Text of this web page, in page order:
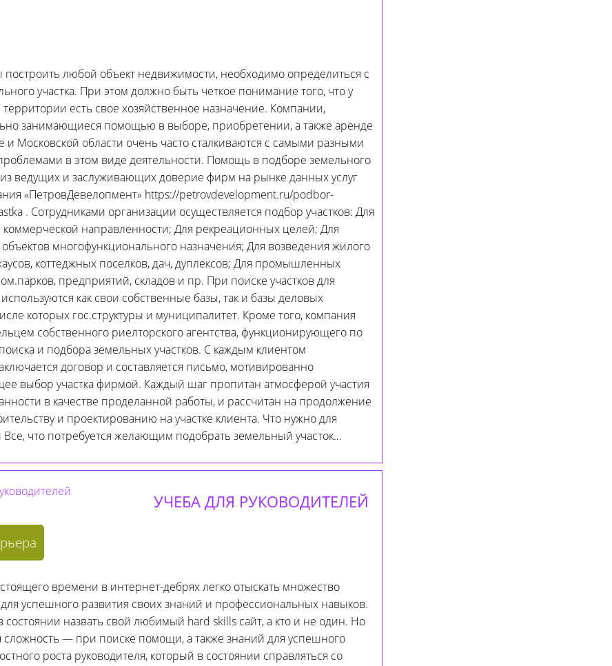
построить любой объект недвижимости, необходимо определиться с
участка. При этом должно быть четкое понимание того, что у
есть свое хозяйственное назначение. Компании,
занимающиеся помощью в выборе, приобретении, а также аренде
и Московской области очень часто сталкиваются с самыми разными
в этом виде деятельности. Помощь в подборе земельного
ведущих и заслуживающих доверие фирм на рынке данных услуг
«ПетровДевелопмент» https://petrovdevelopment.ru/podbor-
. Сотрудниками организации осуществляется подбор участков: Для
направленности; Для рекреационных целей; Для
многофункционального назначения; Для возведения жилого
коттеджных поселков, дач, дуплексов; Для промышленных
предприятий, складов и пр. При поиске участков для
как свои собственные базы, так и базы деловых
которых гос.структуры и муниципалитет. Кроме того, компания
собственного риелторского агентства, функционирующего по
и подбора земельных участков. С каждым клиентом
договор и составляется письмо, мотивированно
выбор участка фирмой. Каждый шаг пропитан атмосферой участия
в качестве проделанной работы, и рассчитан на продолжение
и проектированию на участке клиента. Что нужно для
что потребуется желающим подобрать земельный участок…
УЧЕБА ДЛЯ РУКОВОДИТЕЛЕЙ
времени в интернет-дебрях легко отыскать множество
успешного развития своих знаний и профессиональных навыков.
назвать свой любимый hard skills сайт, а кто и не один. Но
сложность — при поиске помощи, а также знаний для успешного
роста руководителя, который в состоянии справляться со